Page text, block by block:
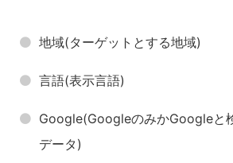
地域(ターゲットとする地域)
言語(表示言語)
Google(GoogleのみかGoogleと
データ)